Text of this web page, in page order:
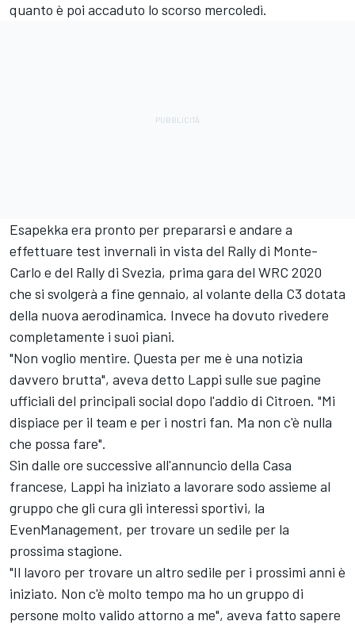
quanto è poi accaduto lo scorso mercoledì.
Esapekka era pronto per prepararsi e andare a
effettuare test invernali in vista del Rally di Monte-
Carlo e del Rally di Svezia, prima gara del WRC 2020
che si svolgerà a fine gennaio, al volante della C3 dotata
della nuova aerodinamica. Invece ha dovuto rivedere
completamente i suoi piani.
"Non voglio mentire. Questa per me è una notizia
davvero brutta", aveva detto Lappi sulle sue pagine
ufficiali del principali social dopo l'addio di Citroen. "Mi
dispiace per il team e per i nostri fan. Ma non c'è nulla
che possa fare".
Sin dalle ore successive all'annuncio della Casa
francese, Lappi ha iniziato a lavorare sodo assieme al
gruppo che gli cura gli interessi sportivi, la
EvenManagement, per trovare un sedile per la
prossima stagione.
"Il lavoro per trovare un altro sedile per i prossimi anni è
iniziato. Non c'è molto tempo ma ho un gruppo di
persone molto valido attorno a me", aveva fatto sapere